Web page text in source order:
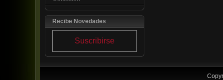
Recibe Novedades
Suscribirse